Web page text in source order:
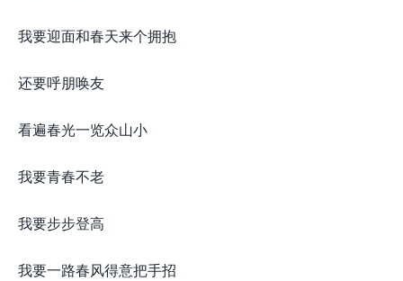
我要迎面和春天来个拥抱
还要呼朋唤友
看遍春光一览众山小
我要青春不老
我要步步登高
我要一路春风得意把手招